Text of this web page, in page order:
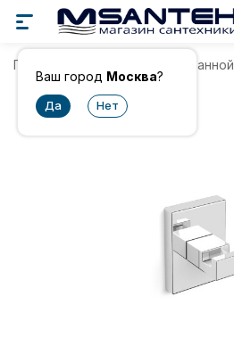
Ваш город Москва?
Главная Аксессуары для ванной